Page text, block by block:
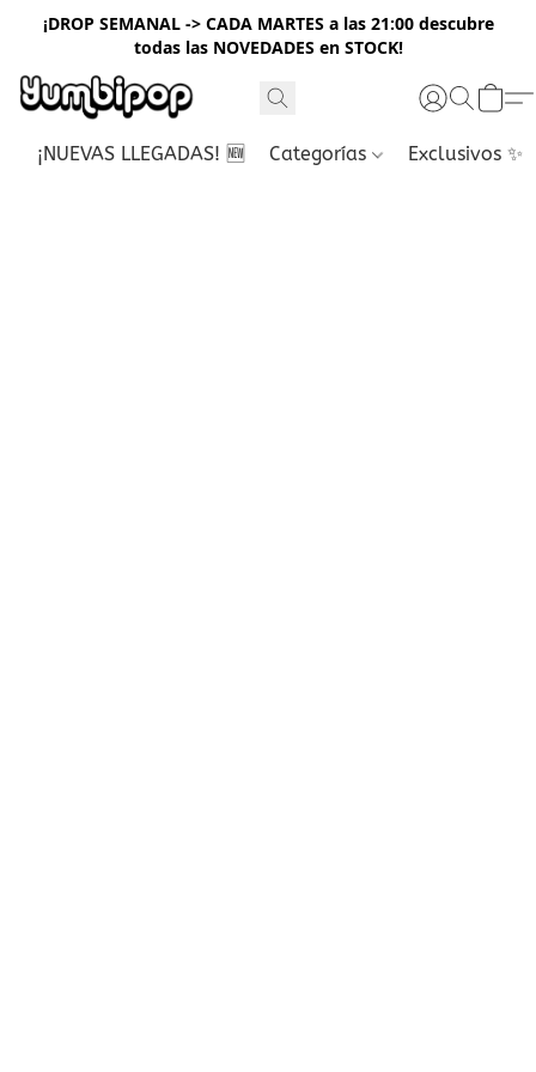
¡DROP SEMANAL -> CADA MARTES a las 21:00 descubre
todas las NOVEDADES en STOCK!
¡NUEVAS LLEGADAS! 🆕 Categorías Exclusivos ✨